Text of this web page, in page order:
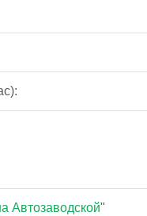
"